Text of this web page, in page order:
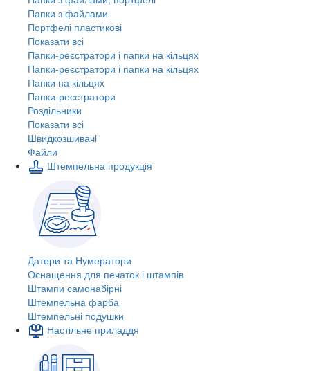
Папки з файлами
Портфелі пластикові
Показати всі
Папки-реєстратори і папки на кільцях
Папки-реєстратори і папки на кільцях
Папки на кільцях
Папки-реєстратори
Роздільники
Показати всі
Швидкозшивачi
Файли
Штемпельна продукція
Датери та Нумератори
Оснащення для печаток і штампів
Штампи самонабірні
Штемпельна фарба
Штемпельні подушки
Настільне приладдя